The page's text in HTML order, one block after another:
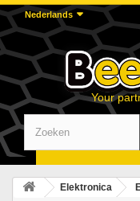
Nederlands
Your
Elektronica